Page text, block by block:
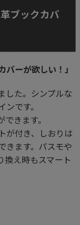
ブックカバ
バーが欲しい！」
した。シンプルな
です。
きます。
が付き、しおりは
きます。パスモや
換え時もスマート